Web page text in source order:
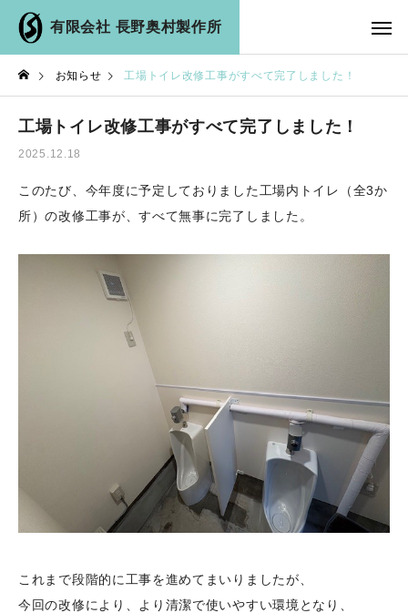
有限会社 長野奥村製作所
お知らせ 工場トイレ改修工事がすべて完了しました！
工場トイレ改修工事がすべて完了しました！
2025.12.18
このたび、今年度に予定しておりました工場内トイレ（全3か
所）の改修工事が、すべて無事に完了しました。
これまで段階的に工事を進めてまいりましたが、
今回の改修により、より清潔で使いやすい環境となり、